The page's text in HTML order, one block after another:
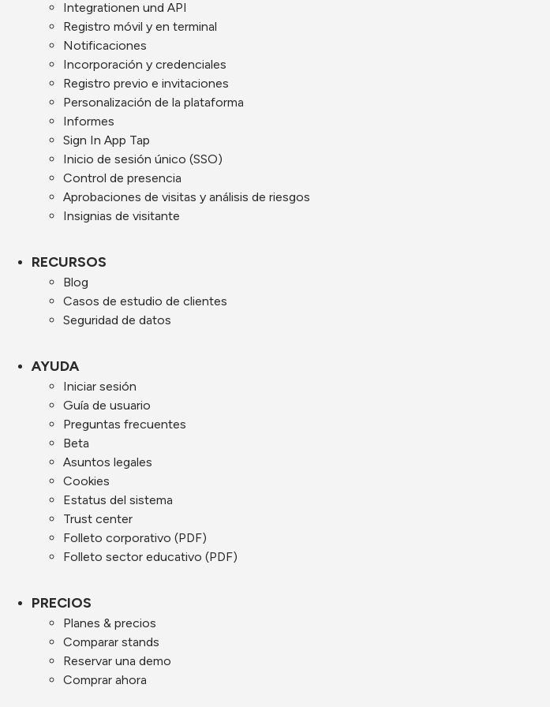
Integrationen und API
Registro móvil y en terminal
Notificaciones
Incorporación y credenciales
Registro previo e invitaciones
Personalización de la plataforma
Informes
Sign In App Tap
Inicio de sesión único (SSO)
Control de presencia
Aprobaciones de visitas y análisis de riesgos
Insignias de visitante
RECURSOS
Blog
Casos de estudio de clientes
Seguridad de datos
AYUDA
Iniciar sesión
Guía de usuario
Preguntas frecuentes
Beta
Asuntos legales
Cookies
Estatus del sistema
Trust center
Folleto corporativo (PDF)
Folleto sector educativo (PDF)
PRECIOS
Planes & precios
Comparar stands
Reservar una demo
Comprar ahora